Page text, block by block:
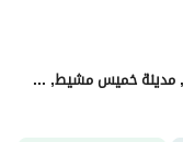
شقة للبيع في شارع حرب ابن جنادة, حي الظرفة, مدينة خميس مشيط, منطقة عسير